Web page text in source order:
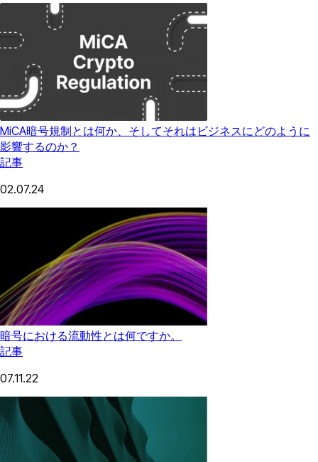
MiCA暗号規制とは何か、そしてそれはビジネスにどのように
影響するのか？
記事
02.07.24
暗号における流動性とは何ですか。
記事
07.11.22